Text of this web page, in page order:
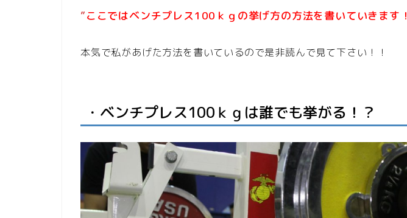
”ここではベンチプレス100ｋｇの挙げ方の方法を書いていきます！
本気で私があげた方法を書いているので是非読んで見て下さい！！
・ベンチプレス100ｋｇは誰でも挙がる！？